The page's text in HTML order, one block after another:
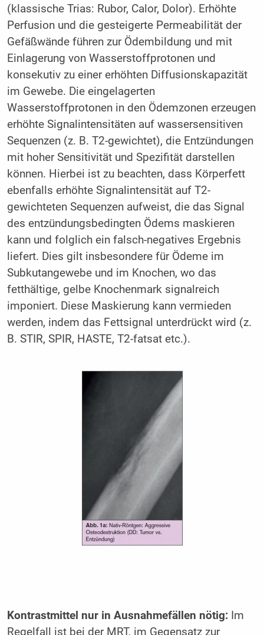
(klassische Trias: Rubor, Calor, Dolor). Erhöhte
Perfusion und die gesteigerte Permeabilität der
Gefäßwände führen zur Ödembildung und mit
Einlagerung von Wasserstoffprotonen und
konsekutiv zu einer erhöhten Diffusionskapazität
im Gewebe. Die eingelagerten
Wasserstoffprotonen in den Ödemzonen erzeugen
erhöhte Signalintensitäten auf wassersensitiven
Sequenzen (z. B. T2-gewichtet), die Entzündungen
mit hoher Sensitivität und Spezifität darstellen
können. Hierbei ist zu beachten, dass Körperfett
ebenfalls erhöhte Signalintensität auf T2-
gewichteten Sequenzen aufweist, die das Signal
des entzündungsbedingten Ödems maskieren
kann und folglich ein falsch-negatives Ergebnis
liefert. Dies gilt insbesondere für Ödeme im
Subkutangewebe und im Knochen, wo das
fetthältige, gelbe Knochenmark signalreich
imponiert. Diese Maskierung kann vermieden
werden, indem das Fettsignal unterdrückt wird (z.
B. STIR, SPIR, HASTE, T2-fatsat etc.).
Kontrastmittel nur in Ausnahmefällen nötig: Im
Regelfall ist bei der MRT, im Gegensatz zur